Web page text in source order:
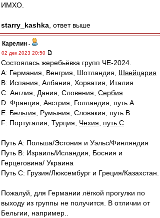
ИМХО.
starry_kashka , ответ выше
Карелин -
02 дек 2023 20:50
Состоялась жеребьёвка групп ЧЕ-2024.
A: Германия, Венгрия, Шотландия, Швейцария
B: Испания, Албания, Хорватия, Италия
C: Англия, Дания, Словения, Сербия
D: Франция, Австрия, Голландия, путь А
E: Бельгия , Румыния, Словакия, путь В
F: Португалия, Турция, Чехия путь С
Путь А: Польша/Эстония и Уэльс/Финляндия
Путь В: Израиль/Исландия, Босния и
Герцеговина/ Украина
Путь С: Грузия/Люксембург и Греция/Казахстан.
Пожалуй, для Германии лёгкой прогулки по
выходу из группы не получится. В отличии от
Бельгии, например..